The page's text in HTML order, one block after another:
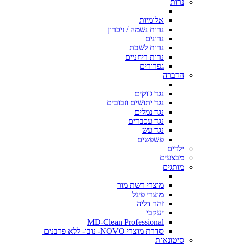
נרות
אלומיות
נרות נשמה / זיכרון
נרונים
נרות לשבת
נרות ריחניים
גפרורים
הדברה
נגד ג'וקים
נגד יתושים וזבובים
נגד נמלים
נגד עכברים
נגד עש
פשפשים
ילדים
מבצעים
מותגים
מוצרי רשת מור
מוצרי פינל
זהר דליה
יעקבי
MD-Clean Professional
סדרת מוצרי NOVO- נובו- ללא פרבנים
סיטונאות